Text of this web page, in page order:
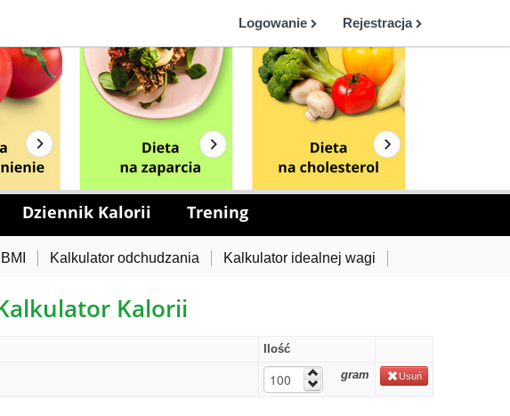
Logowanie Rejestracja
Dziennik Kalorii Trening
Kalkulator odchudzania Kalkulator idealnej wagi
Kalorii
Ilość
gram Usuń